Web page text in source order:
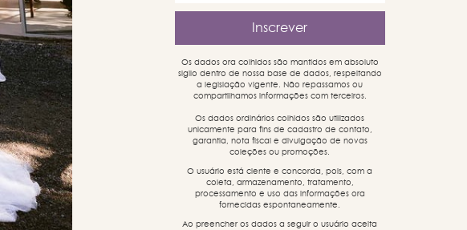
Os dados ora colhidos são mantidos em absoluto
sigilo dentro de nossa base de dados, respeitando
a legislação vigente. Não repassamos ou
compartilhamos informações com terceiros.
Os dados ordinários colhidos são utilizados
unicamente para fins de cadastro de contato,
garantia, nota fiscal e divulgação de novas
coleções ou promoções.
O usuário está ciente e concorda, pois, com a
coleta, armazenamento, tratamento,
processamento e uso das informações ora
fornecidas espontaneamente.
Ao preencher os dados a seguir o usuário aceita